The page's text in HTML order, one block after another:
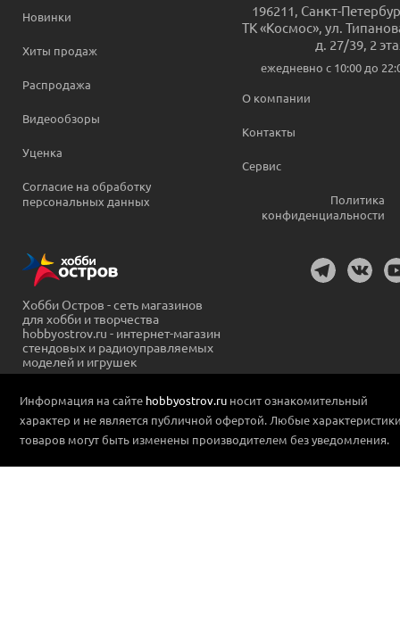
Новинки
Хиты продаж
Распродажа
Видеообзоры
Уценка
Согласие на обработку
персональных данных
196211 Санкт-
ТК «Космос», ул.
д. 27/39, 2
ежедневно c 10:00 до
О компании
Контакты
Сервис
Политика
конфиденциальности
Хобби Остров - сеть магазинов
для хобби и творчества
hobbyostrov.ru - интернет-магазин
стендовых и радиоуправляемых
моделей и игрушек
Информация на сайте hobbyostrov.ru носит ознакомительный
характер и не является публичной офертой. Любые
товаров могут быть изменены производителем без уведомления.